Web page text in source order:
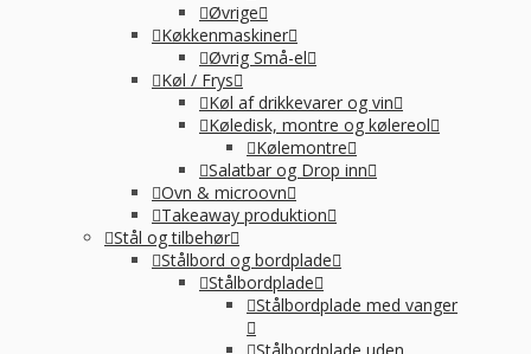
Øvrige
Køkkenmaskiner
Øvrig Små-el
Køl / Frys
Køl af drikkevarer og vin
Køledisk, montre og kølereol
Kølemontre
Salatbar og Drop inn
Ovn & microovn
Takeaway produktion
Stål og tilbehør
Stålbord og bordplade
Stålbordplade
Stålbordplade med vanger